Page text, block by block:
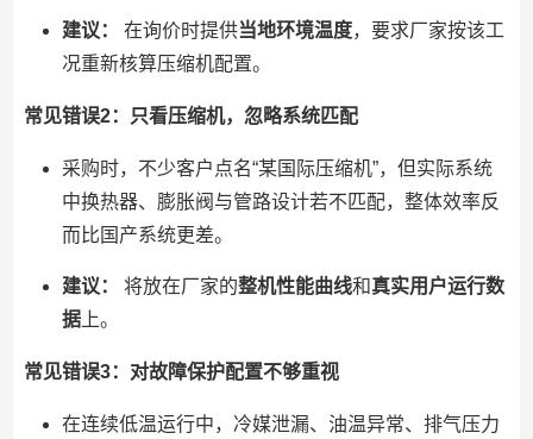
建议： 在询价时提供当地环境温度，要求厂家按该工
况重新核算压缩机配置。
常见错误2：只看压缩机，忽略系统匹配
采购时，不少客户点名“某国际压缩机”，但实际系统
中换热器、膨胀阀与管路设计若不匹配，整体效率反
而比国产系统更差。
建议： 将放在厂家的整机性能曲线和真实用户运行数
据上。
常见错误3：对故障保护配置不够重视
在连续低温运行中，冷媒泄漏、油温异常、排气压力